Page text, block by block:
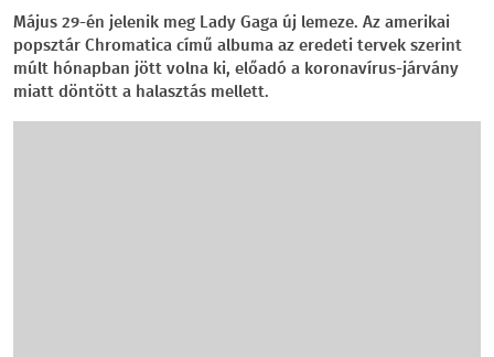
Május 29-én jelenik meg Lady Gaga új lemeze. Az amerikai
popsztár Chromatica című albuma az eredeti tervek szerint
múlt hónapban jött volna ki, előadó a koronavírus-járvány
miatt döntött a halasztás mellett.